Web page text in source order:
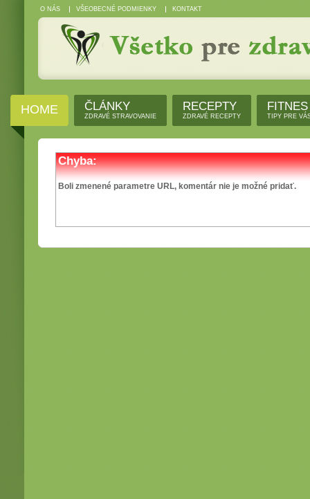
O NÁS VŠEOBECNÉ PODMIENKY KONTAKT
HOME ČLÁNKY
ZDRAVÉ STRAVOVANIE
RECEPTY
ZDRAVÉ RECEPTY
FITNES
TIPY PRE
Chyba:
Boli zmenené parametre URL, komentár nie je možné pridať.